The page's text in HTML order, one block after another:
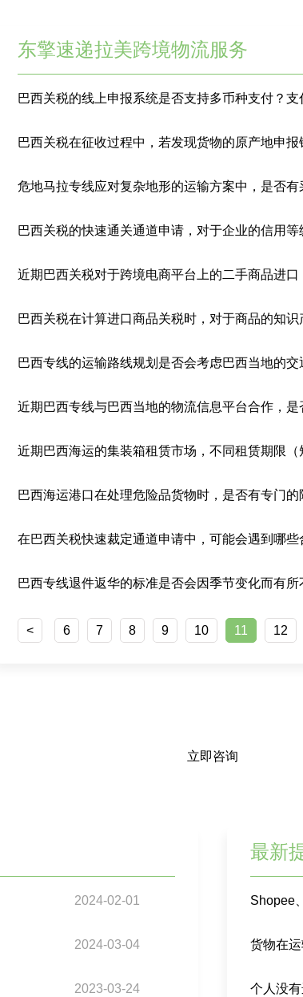
东擎速递拉美跨境物流服务
巴西关税的线上申报系统是否支持多币种支付？
巴西关税在征收过程中，若发现货物的原产地申
巴西关税的快速通关通道申请，对于企业的信用
巴西专线的运输路线规划是否会考虑巴西当地的
近期巴西海运的集装箱租赁市场，不同租赁期限
在巴西关税快速裁定通道申请中，可能会遇到哪些
巴西专线退件返华的标准是否会因季节变化而有所
< 6 7 8 9 10 11 12
立即咨询
最新
2024-02-01
2024-03-04
2023-03-24